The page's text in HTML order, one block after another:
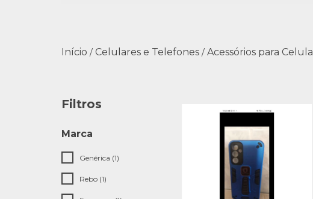
Início / Celulares e Telefones / Acessórios para
Filtros
Marca
Genérica (1)
Rebo (1)